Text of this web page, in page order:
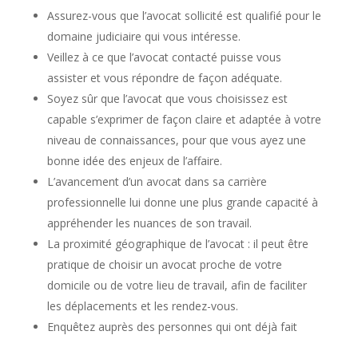
Assurez-vous que l’avocat sollicité est qualifié pour le
domaine judiciaire qui vous intéresse.
Veillez à ce que l’avocat contacté puisse vous
assister et vous répondre de façon adéquate.
Soyez sûr que l’avocat que vous choisissez est
capable s’exprimer de façon claire et adaptée à votre
niveau de connaissances, pour que vous ayez une
bonne idée des enjeux de l’affaire.
L’avancement d’un avocat dans sa carrière
professionnelle lui donne une plus grande capacité à
appréhender les nuances de son travail.
La proximité géographique de l’avocat : il peut être
pratique de choisir un avocat proche de votre
domicile ou de votre lieu de travail, afin de faciliter
les déplacements et les rendez-vous.
Enquêtez auprès des personnes qui ont déjà fait